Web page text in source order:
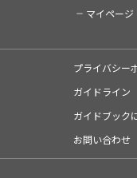
マイページ
プライバシー
ガイドライン
ガイドブック
お問い合わせ